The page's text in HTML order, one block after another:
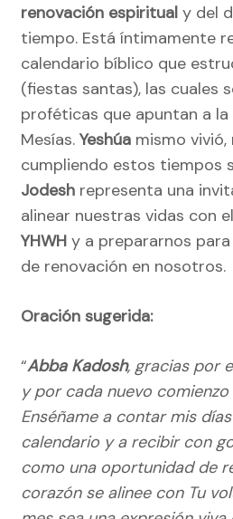
renovación espiritual y del
tiempo. Está íntimamente
calendario bíblico que
(fiestas santas), las cuales
proféticas que apuntan a
Mesías. Yeshúa mismo
cumpliendo estos tiempos
Jodesh representa una
alinear nuestras vidas con
YHWH y a prepararnos
de renovación en nosotros.
Oración sugerida:
“Abba Kadosh, gracias por
y por cada nuevo
Enséñame a contar mis
calendario y a recibir con
como una oportunidad de
corazón se alinee con Tu